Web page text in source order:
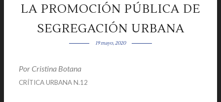
LA PROMOCIÓN PÚBLICA DE
SEGREGACIÓN URBANA
19 mayo, 2020
Por Cristina Botana
CRÍTICA URBANA N.12